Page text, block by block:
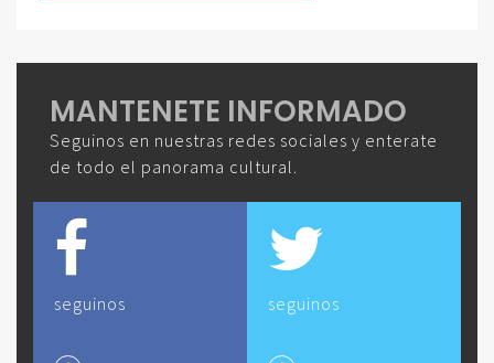
MANTENETE INFORMADO
Seguinos en nuestras redes sociales y enterate
de todo el panorama cultural.
seguinos seguinos